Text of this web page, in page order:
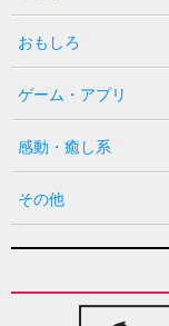
おもしろ
ゲーム・アプリ
感動・癒し系
その他